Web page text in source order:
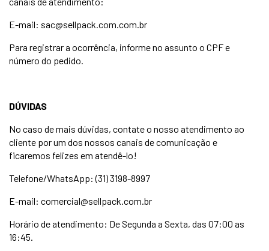
E-mail: sac@sellpack.com.com.br
Para registrar a ocorrência, informe no assunto o CPF e
número do pedido.
DÚVIDAS
No caso de mais dúvidas, contate o nosso atendimento ao
cliente por um dos nossos canais de comunicação e
ficaremos felizes em atendê-lo!
Telefone/WhatsApp: (31) 3198-8997
E-mail: comercial@sellpack.com.br
Horário de atendimento: De Segunda a Sexta, das 07:00 as
16:45.